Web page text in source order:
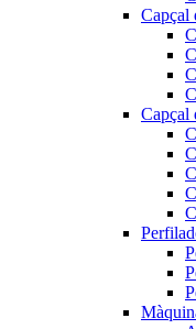
Capçal
Capçal